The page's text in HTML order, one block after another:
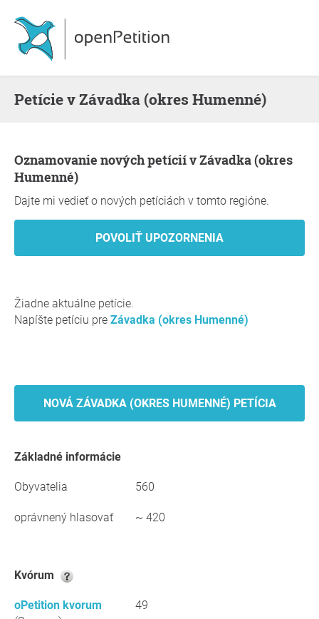
Petície v Závadka (okres Humenné)
Oznamovanie nových petícií v Závadka (okres
Humenné)
Dajte mi vedieť o nových petíciách v tomto regióne.
Žiadne aktuálne petície.
Napíšte petíciu pre Závadka (okres Humenné)
NOVÁ ZÁVADKA (OKRES HUMENNÉ) PETÍCIA
Základné informácie
Obyvatelia 560
oprávnený hlasovať ~ 420
kvórum
oPetition kvorum
49